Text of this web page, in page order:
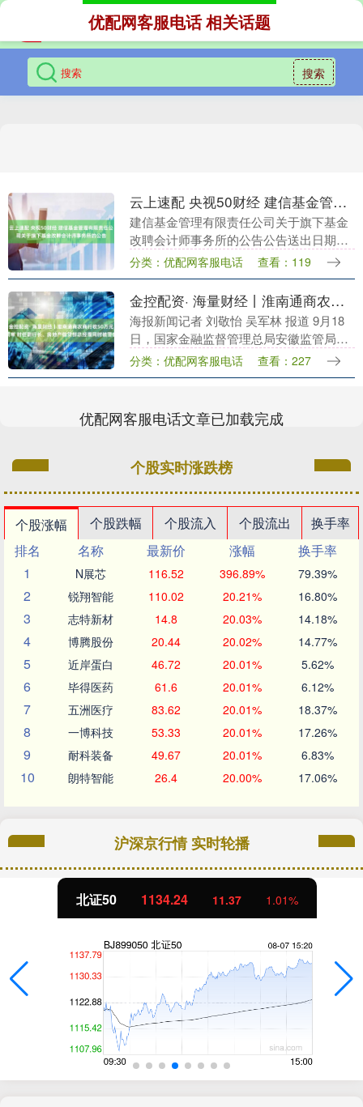
搜索
优配网客服电话 相关话题
云上速配 央视50财经 建信基金管理有限责任公司关于旗下基金改聘会计师事务所的公告
建信基金管理有限责任公司关于旗下基金
改聘会计师事务所的公告公告送出日期：
2025年12月27日基金管理人名称建信基金
管理有限责任公司《公开募集证券投资基
金信息披....
分类：优配网客服电话 查看：119
金控配资· 海量财经丨淮南通商农商行收50万元罚单 时任副行长、房地产信贷部总经理同时被警告
海报新闻记者 刘敬怡 吴军林 报道 9月18
日，国家金融监督管理总局安徽监管局消
息金控配资·，因违规向借款人转嫁经营成
本、向不符合贷款条件的借款人发放贷
分类：优配网客服电话 查看：227
优配网客服电话文章已加载完成
个股实时涨跌榜
个股涨幅 个股跌幅 个股流入 个股流出
换手率
排名
名称 最新价 涨幅
换手率
1
N展芯 116.52 396.89% 79.39%
2 锐翔智能 110.02 20.21% 16.80%
3 志特新材 14.8 20.03% 14.18%
4 博腾股份 20.44 20.02% 14.77%
5 近岸蛋白 46.72 20.01% 5.62%
6 毕得医药 61.6 20.01% 6.12%
7 五洲医疗 83.62 20.01% 18.37%
8 一博科技 53.33 20.01% 17.26%
9 耐科装备 49.67 20.01% 6.83%
10 朗特智能 26.4 20.00% 17.06%
沪深京行情 实时轮播
北证50 1134.24 11.37 1.01%